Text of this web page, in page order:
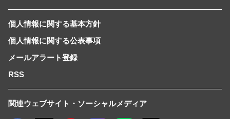
個人情報に関する基本方針
個人情報に関する公表事項
メールアラート登録
RSS
関連ウェブサイト・ソーシャルメディア